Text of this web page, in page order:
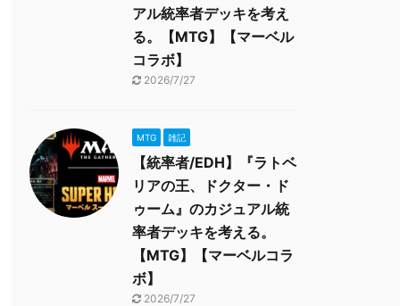
アル統率者デッキを考え
る。【MTG】【マーベル
コラボ】
2026/7/27
MTG 雑記
【統率者/EDH】『ラトベ
リアの王、ドクター・ド
ゥーム』のカジュアル統
率者デッキを考える。
【MTG】【マーベルコラ
ボ】
2026/7/27